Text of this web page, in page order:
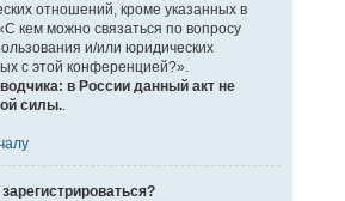
отношений, кроме указанных в
кем можно связаться по вопросу
и/или юридических
с этой конференцией?».
в России данный акт не
силы..